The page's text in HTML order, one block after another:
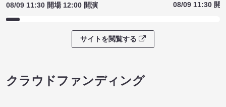
08/09 11:30 開場 12:00 開演
08/09 11:30 開
サイトを閲覧する
クラウドファンディング